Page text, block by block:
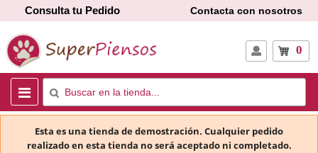
Consulta tu Pedido Contacta con nosotros
0
Esta es una tienda de demostración. Cualquier pedido
realizado en esta tienda no será aceptado ni completado.